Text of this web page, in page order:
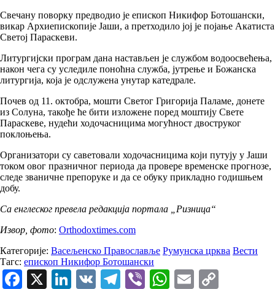
Свечану поворку предводио је епископ Никифор Ботошански,
викар Архиепископије Јаши, а претходило јој је појање Акатиста
Светој Параскеви.
Литургијски програм дана настављен је службом водоосвећења,
након чега су уследиле поноћна служба, јутрење и Божанска
литургија, која је одслужена унутар катедрале.
Почев од 11. октобра, мошти Светог Григорија Паламе, донете
из Солуна, такође ће бити изложене поред моштију Свете
Параскеве, нудећи ходочасницима могућност двоструког
поклоњења.
Организатори су саветовали ходочасницима који путују у Јаши
током овог празничног периода да провере временске прогнозе,
следе званичне препоруке и да се обуку прикладно годишњем
добу.
Са енглеског превела редакција портала „Ризница“
Извор, фото: Оrthodoxtimes.com
Категорије: Васељенско Православље Румунска црква Вести
Тагс: епископ Никифор Ботошански
Facebook
X LinkedIn
VK Telegram
ViberWhatsApp
Email